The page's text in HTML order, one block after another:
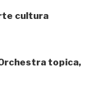
cultura
topica,